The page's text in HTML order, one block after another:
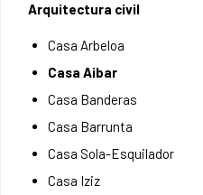
Arquitectura civil
Casa Arbeloa
Casa Aibar
Casa Banderas
Casa Barrunta
Casa Sola-Esquilador
Casa Iziz